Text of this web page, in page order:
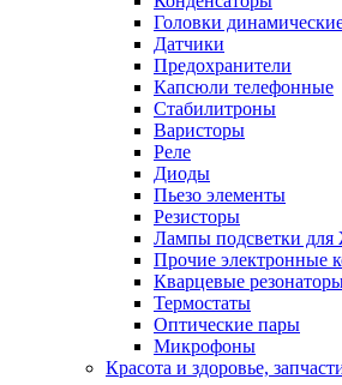
Головки
Датчики
Предохранители
Капсюли телефонные
Стабилитроны
Варисторы
Реле
Диоды
Пьезо элементы
Резисторы
Лампы подсветки
Прочие электронные
Кварцевые
Термостаты
Оптические пары
Микрофоны
Красота и здоровье,